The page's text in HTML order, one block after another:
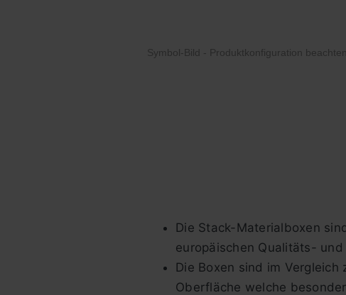
Symbol-Bild - Produktkonfiguration beachten
Die Stack-Materialboxen
europäischen Qualitäts-
Die Boxen sind im
Oberfläche welche